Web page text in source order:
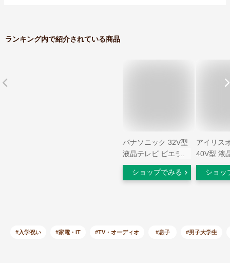
ランキング内で紹介されている商品
パナソニック 32V型
液晶テレビ ビエラ
TH-32E300 ハイビジ
ョン USB HDD録画
ショップでみる
アイリス
40V型 液
LUCA LT-
(ホワイ
ショッ
#入学祝い #家電・IT #TV・オーディオ #息子 #男子大学生